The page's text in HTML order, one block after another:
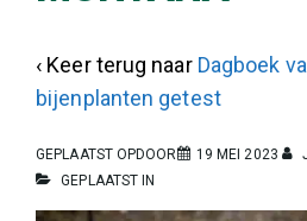
‹ Keer terug naar Dagboek
bijenplanten getest
GEPLAATST OPDOOR 19 MEI 2023
GEPLAATST IN